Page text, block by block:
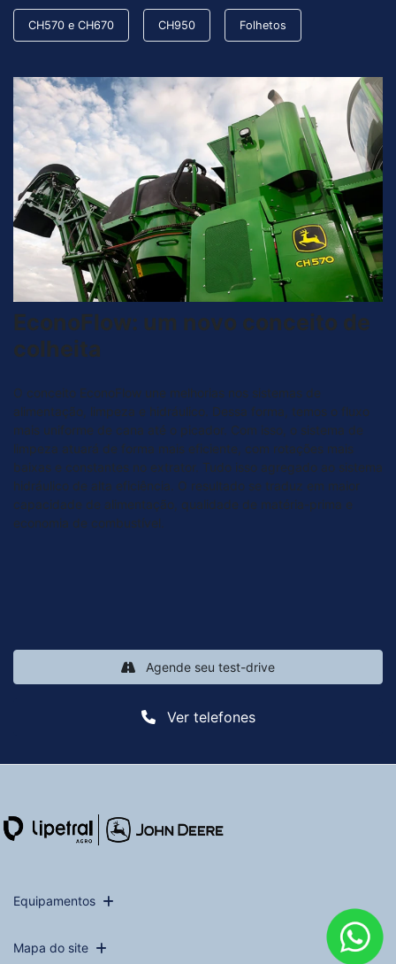
CH570 e CH670 CH950 Folhetos
EconoFlow: um novo conceito de
colheita
O conceito EconoFlow une melhorias nos sistemas de
alimentação, limpeza e hidráulico. Dessa forma, temos o fluxo
mais uniforme de cana até o picador. Com isso, o sistema de
limpeza atuará de forma mais eficiente, com rotações mais
baixas e constantes no extrator. Tudo isso agregado ao sistema
hidráulico de alta eficiência. O resultado se traduz em maior
capacidade de alimentação, qualidade de matéria-prima e
economia de combustível.
Ver telefones
Agende seu test-drive
Equipamentos
Mapa do site